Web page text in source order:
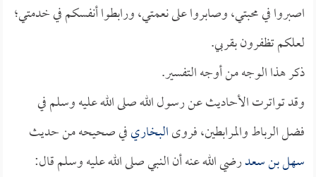
اصبروا في محبتي، وصابروا على نعمتي، ورابطوا أنفسكم في خدمتي؛
لعلكم تظفرون بقربي.
ذكر هذا الوجه من أوجه التفسير.
وقد تواترت الأحاديث عن رسول الله صلى الله عليه وسلم في
فضل الرباط والمرابطين، فروىالبخاريفي صحيحه من حديث
سهل بن سعدرضي الله عنه أن النبي صلى الله عليه وسلم قال: